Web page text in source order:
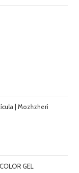
| Mozhzheri
GEL